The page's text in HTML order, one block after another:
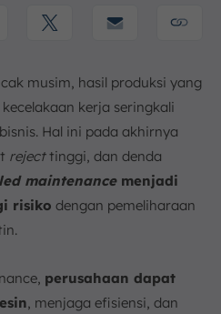
dan Penggantian Filter
Manufaktur Secara Berkala
untuk Pemeliharaan Besar
Program Scheduled
musim, hasil produksi yang
kerja seringkali
Hal ini pada akhirnya
rejecttinggi, dan denda
maintenancemenjadi
risiko dengan pemeliharaan
perusahaan dapat
, menjaga efisiensi, dan